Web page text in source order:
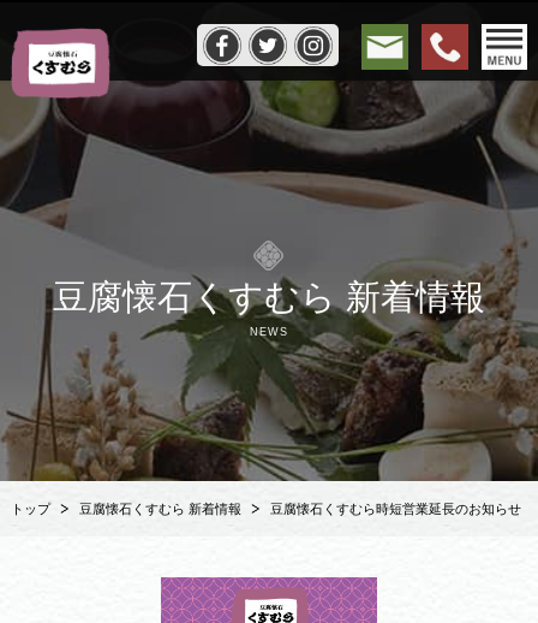
豆腐懐石くすむら 新着情報
NEWS
トップ 豆腐懐石くすむら 新着情報 豆腐懐石くすむら時短営業延長のお知らせ